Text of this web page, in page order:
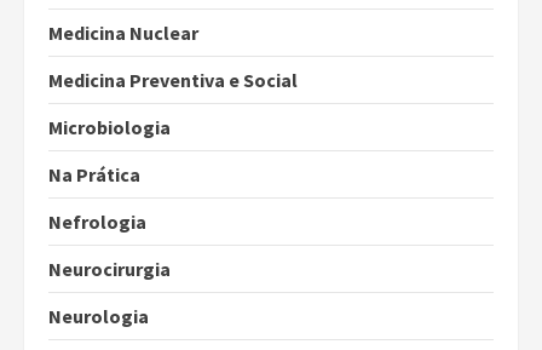
Medicina Nuclear
Medicina Preventiva e Social
Microbiologia
Na Prática
Nefrologia
Neurocirurgia
Neurologia